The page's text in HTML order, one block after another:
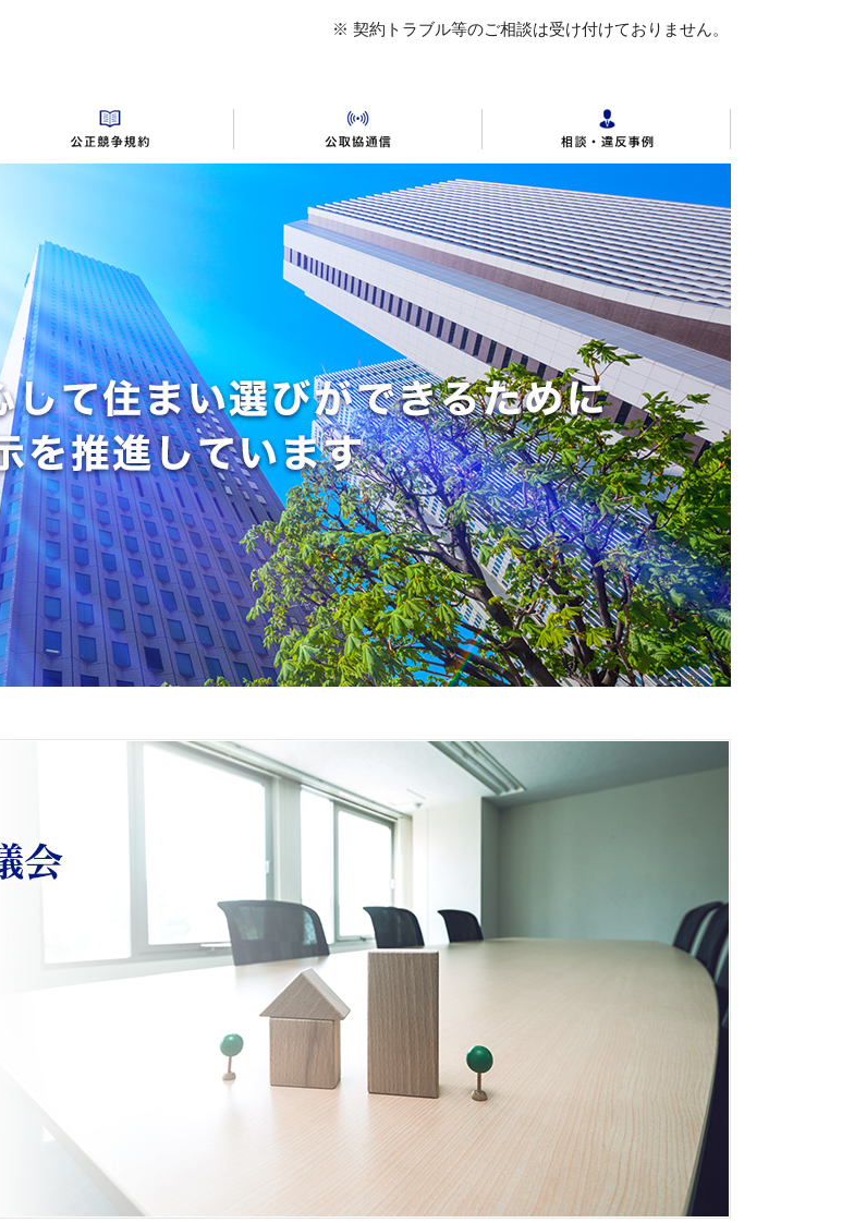
※ 契約トラブル等のご相談は受け付けておりません。
情報公開 各地区公取協
不動産の公正競争規約全文 不動産連合会の概要
違反事例
公益社団法人 首都圏不動産公正取引協議会（不動産公取協）とは？